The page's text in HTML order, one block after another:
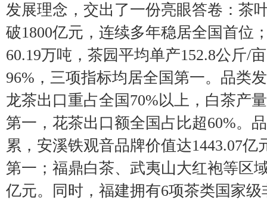
发展理念，交出了一份亮眼答卷：茶
破1800亿元，连续多年稳居全国首位
60.19万吨，茶园平均单产152.8公斤/
96%，三项指标均居全国第一。品类
龙茶出口重占全国70%以上，白茶产
第一，花茶出口额全国占比超60%。
累，安溪铁观音品牌价值达1443.07亿
第一；福鼎白茶、武夷山大红袍等区
亿元。同时，福建拥有6项茶类国家级